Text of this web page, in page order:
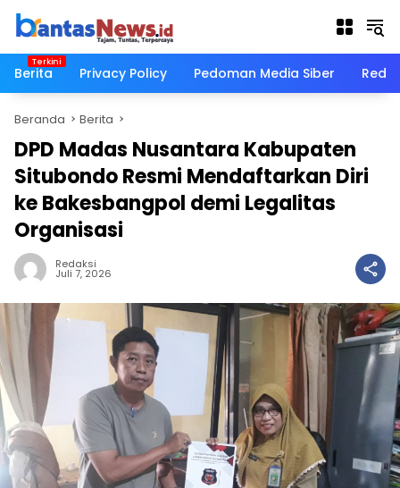
Langsung
Berita
Privacy Policy Pedoman Media Siber
Beranda Berita
DPD Madas Nusantara Kabupaten
Situbondo Resmi Mendaftarkan Diri
ke Bakesbangpol demi Legalitas
Organisasi
Redaksi
Juli 7, 2026